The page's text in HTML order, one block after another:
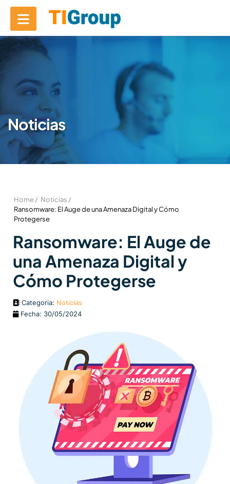
Noticias
Home / Noticias /
Ransomware: El Auge de una Amenaza Digital y Cómo
Protegerse
Ransomware: El Auge de
una Amenaza Digital y
Cómo Protegerse
Categoria: Noticias
Fecha: 30/05/2024